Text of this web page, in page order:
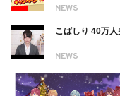
NEWS
NEWS
こばしり 40万